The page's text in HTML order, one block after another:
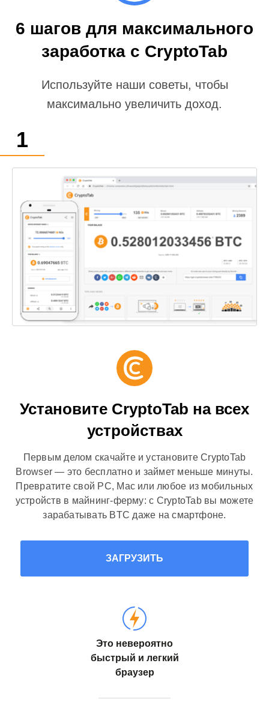
6 шагов для максимального
заработка с CryptoTab
Используйте наши советы, чтобы
максимально увеличить доход.
Установите CryptoTab на всех
устройствах
Первым делом скачайте и установите CryptoTab
Browser — это бесплатно и займет меньше минуты.
Превратите свой PC, Mac или любое из мобильных
устройств в майнинг-ферму: с CryptoTab вы можете
зарабатывать BTC даже на смартфоне.
ЗАГРУЗИТЬ
Это невероятно
быстрый и легкий
браузер